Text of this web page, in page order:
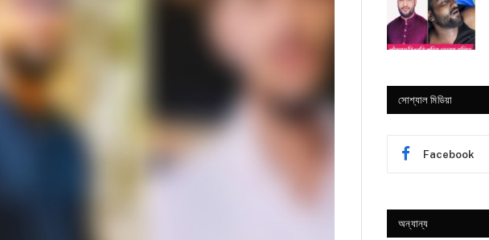
সোশ্যাল মিডিয়া
Facebook
অন্যান্য